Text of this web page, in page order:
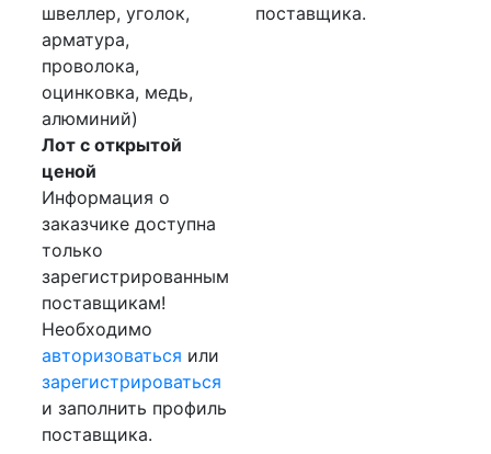
швеллер, уголок,
арматура,
проволока,
оцинковка, медь,
алюминий)
Лот с открытой
ценой
Информация о
заказчике доступна
только
зарегистрированным
поставщикам!
Необходимо
авторизоваться или
зарегистрироваться
и заполнить профиль
поставщика.
поставщика.